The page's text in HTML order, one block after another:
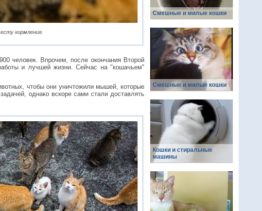
кормления.
человек. Впрочем, после окончания Второй
и лучшей жизни. Сейчас на "кошачьем"
чтобы они уничтожили мышей, которые
однако вскоре сами стали доставлять
Смешные и милые кошки
Смешные и милые кошки
Кошки и стиральные
машины